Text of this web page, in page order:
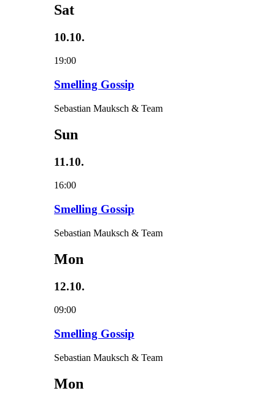
Sat
10.10.
19:00
Smelling Gossip
Sebastian Mauksch & Team
Sun
11.10.
16:00
Smelling Gossip
Sebastian Mauksch & Team
Mon
12.10.
09:00
Smelling Gossip
Sebastian Mauksch & Team
Mon